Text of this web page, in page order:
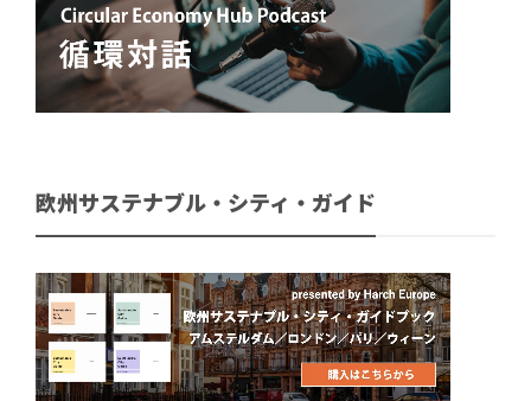
欧州サステナブル・シティ・ガイド